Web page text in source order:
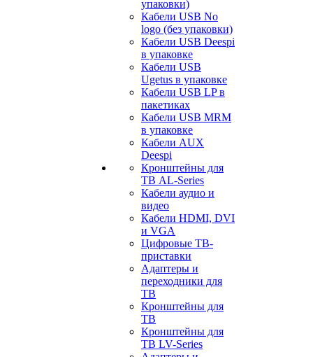
упаковки)
Кабели USB No
logo (без упаковки)
Кабели USB Deespi
в упаковке
Кабели USB
Ugetus в упаковке
Кабели USB LP в
пакетиках
Кабели USB MRM
в упаковке
Кабели AUX
Deespi
Кронштейны для
ТВ AL-Series
Кабели аудио и
видео
Кабели HDMI, DVI
и VGA
Цифровые ТВ-
приставки
Адаптеры и
переходники для
ТВ
Кронштейны для
ТВ
Кронштейны для
ТВ LV-Series